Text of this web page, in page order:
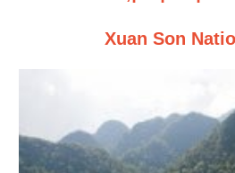
Xuan Son